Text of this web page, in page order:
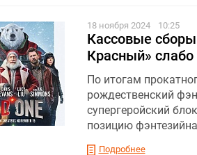
18 ноября 2024 10:25
Кассовые
Красный» слабо
По итогам
рождественский
супергеройский
позицию
Подробнее